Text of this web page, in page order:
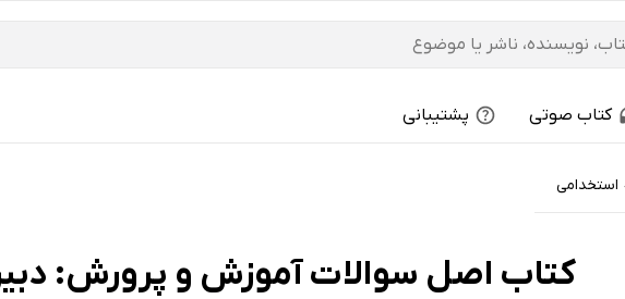
کتاب صوتی پشتیبانی
استخدامی
کتاب اصل سوالات آموزش و پرورش: